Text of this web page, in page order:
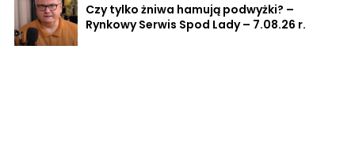
Czy tylko żniwa hamują podwyżki? –
Rynkowy Serwis Spod Lady – 7.08.26 r.